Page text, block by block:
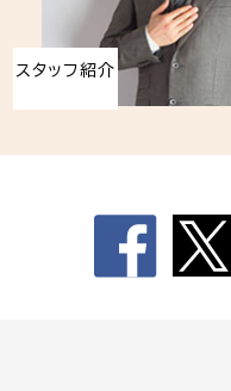
スタッフ紹介